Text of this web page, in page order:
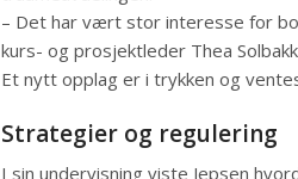
– Det har vært stor interesse for
kurs- og prosjektleder Thea
Et nytt opplag er i trykken og
Strategier og regulering
I sin undervisning viste Jepsen